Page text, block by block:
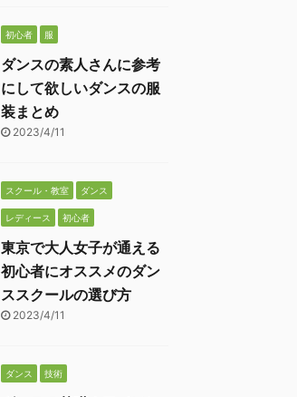
初心者 服
ダンスの素人さんに参考
にして欲しいダンスの服
装まとめ
2023/4/11
スクール・教室 ダンス
レディース 初心者
東京で大人女子が通える
初心者にオススメのダン
ススクールの選び方
2023/4/11
ダンス 技術